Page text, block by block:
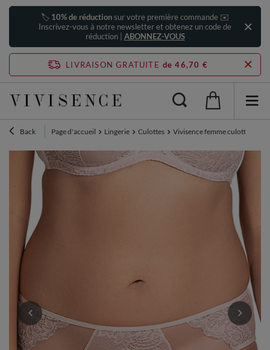
🏷️ 10% de réductionsur votre première commande ✉️
Inscrivez-vous à notre newsletter et obtenez un code de
réduction | ABONNEZ-VOUS
LIVRAISON GRATUITE de 46,70 €
Back Page d'accueil Lingerie Culottes Vivisence femme culotte slip